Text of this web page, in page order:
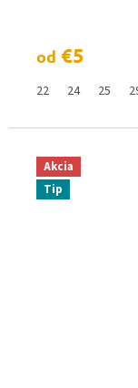
od €5
22 24 25
Akcia
Tip